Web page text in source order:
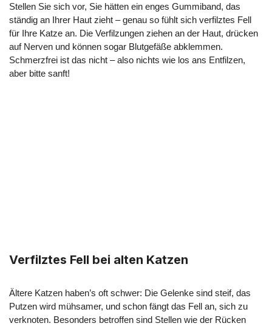
Stellen Sie sich vor, Sie hätten ein enges Gummiband, das
ständig an Ihrer Haut zieht – genau so fühlt sich verfilztes Fell
für Ihre Katze an. Die Verfilzungen ziehen an der Haut, drücken
auf Nerven und können sogar Blutgefäße abklemmen.
Schmerzfrei ist das nicht – also nichts wie los ans Entfilzen,
aber bitte sanft!
Verfilztes Fell bei alten Katzen
Ältere Katzen haben’s oft schwer: Die Gelenke sind steif, das
Putzen wird mühsamer, und schon fängt das Fell an, sich zu
verknoten. Besonders betroffen sind Stellen wie der Rücken